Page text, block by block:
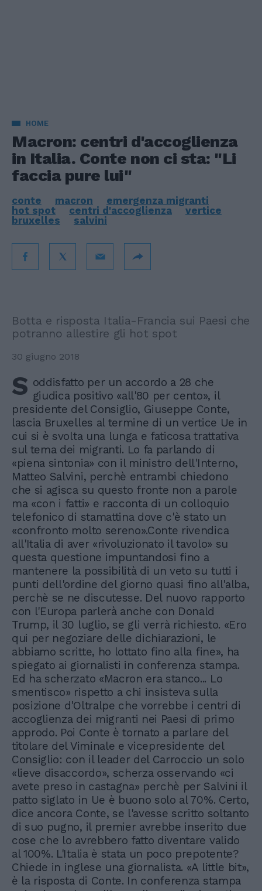
HOME
Macron: centri d'accoglienza
in Italia. Conte non ci sta: "Li
faccia pure lui"
conte macron
emergenza migranti
hot spot
centri d'accoglienza
vertice
bruxelles
salvini
Botta e risposta Italia-Francia sui Paesi che
potranno allestire gli hot spot
30 giugno 2018
S oddisfatto per un accordo a 28 che
giudica positivo «all'80 per cento», il
presidente del Consiglio, Giuseppe Conte,
lascia Bruxelles al termine di un vertice Ue in
cui si è svolta una lunga e faticosa trattativa
sul tema dei migranti. Lo fa parlando di
«piena sintonia» con il ministro dell'Interno,
Matteo Salvini, perchè entrambi chiedono
che si agisca su questo fronte non a parole
ma «con i fatti» e racconta di un colloquio
telefonico di stamattina dove c'è stato un
«confronto molto sereno».Conte rivendica
all'Italia di aver «rivoluzionato il tavolo» su
questa questione impuntandosi fino a
mantenere la possibilità di un veto su tutti i
punti dell'ordine del giorno quasi fino all'alba,
perchè se ne discutesse. Del nuovo rapporto
con l'Europa parlerà anche con Donald
Trump, il 30 luglio, se gli verrà richiesto. «Ero
qui per negoziare delle dichiarazioni, le
abbiamo scritte, ho lottato fino alla fine», ha
spiegato ai giornalisti in conferenza stampa.
Ed ha scherzato «Macron era stanco... Lo
smentisco» rispetto a chi insisteva sulla
posizione d'Oltralpe che vorrebbe i centri di
accoglienza dei migranti nei Paesi di primo
approdo. Poi Conte è tornato a parlare del
titolare del Viminale e vicepresidente del
Consiglio: con il leader del Carroccio un solo
«lieve disaccordo», scherza osservando «ci
avete preso in castagna» perchè per Salvini il
patto siglato in Ue è buono solo al 70%. Certo,
dice ancora Conte, se l'avesse scritto soltanto
di suo pugno, il premier avrebbe inserito due
cose che lo avrebbero fatto diventare valido
al 100%. L'Italia è stata un poco prepotente?
Chiede in inglese una giornalista. «A little bit»,
è la risposta di Conte. In conferenza stampa